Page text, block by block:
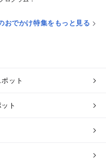
おでかけ特集をもっと見る
ット
ト